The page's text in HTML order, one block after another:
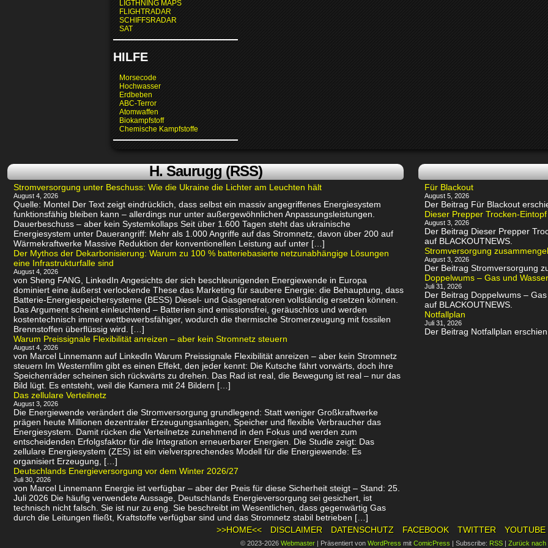
LIGTHNING MAPS
FLIGHTRADAR
SCHIFFSRADAR
SAT
HILFE
Morsecode
Hochwasser
Erdbeben
ABC-Terror
Atomwaffen
Biokampfstoff
Chemische Kampfstoffe
H. Saurugg (RSS)
Stromversorgung unter Beschuss: Wie die Ukraine die Lichter am Leuchten hält
August 4, 2026
Quelle: Montel Der Text zeigt eindrücklich, dass selbst ein massiv angegriffenes Energiesystem
funktionsfähig bleiben kann – allerdings nur unter außergewöhnlichen Anpassungsleistungen.
Dauerbeschuss – aber kein Systemkollaps Seit über 1.600 Tagen steht das ukrainische
Energiesystem unter Dauerangriff: Mehr als 1.000 Angriffe auf das Stromnetz, davon über 200 auf
Wärmekraftwerke Massive Reduktion der konventionellen Leistung auf unter […]
Der Mythos der Dekarbonisierung: Warum zu 100 % batteriebasierte netzunabhängige Lösungen
eine Infrastrukturfalle sind
August 4, 2026
von Sheng FANG, LinkedIn Angesichts der sich beschleunigenden Energiewende in Europa
dominiert eine äußerst verlockende These das Marketing für saubere Energie: die Behauptung, dass
Batterie-Energiespeichersysteme (BESS) Diesel- und Gasgeneratoren vollständig ersetzen können.
Das Argument scheint einleuchtend – Batterien sind emissionsfrei, geräuschlos und werden
kostentechnisch immer wettbewerbsfähiger, wodurch die thermische Stromerzeugung mit fossilen
Brennstoffen überflüssig wird. […]
Warum Preissignale Flexibilität anreizen – aber kein Stromnetz steuern
August 4, 2026
von Marcel Linnemann auf LinkedIn Warum Preissignale Flexibilität anreizen – aber kein Stromnetz
steuern Im Westernfilm gibt es einen Effekt, den jeder kennt: Die Kutsche fährt vorwärts, doch ihre
Speichenräder scheinen sich rückwärts zu drehen. Das Rad ist real, die Bewegung ist real – nur das
Bild lügt. Es entsteht, weil die Kamera mit 24 Bildern […]
Das zellulare Verteilnetz
August 3, 2026
Die Energiewende verändert die Stromversorgung grundlegend: Statt weniger Großkraftwerke
prägen heute Millionen dezentraler Erzeugungsanlagen, Speicher und flexible Verbraucher das
Energiesystem. Damit rücken die Verteilnetze zunehmend in den Fokus und werden zum
entscheidenden Erfolgsfaktor für die Integration erneuerbarer Energien. Die Studie zeigt: Das
zellulare Energiesystem (ZES) ist ein vielversprechendes Modell für die Energiewende: Es
organisiert Erzeugung, […]
Deutschlands Energieversorgung vor dem Winter 2026/27
Juli 30, 2026
von Marcel Linnemann Energie ist verfügbar – aber der Preis für diese Sicherheit steigt – Stand: 25.
Juli 2026 Die häufig verwendete Aussage, Deutschlands Energieversorgung sei gesichert, ist
technisch nicht falsch. Sie ist nur zu eng. Sie beschreibt im Wesentlichen, dass gegenwärtig Gas
durch die Leitungen fließt, Kraftstoffe verfügbar sind und das Stromnetz stabil betrieben […]
Für Blackout
August 5, 2026
Der Beitrag Für Blackout
Dieser Prepper Trocken-
August 3, 2026
Der Beitrag Dieser Prepper
auf BLACKOUTNEWS.
Stromversorgung
August 3, 2026
Der Beitrag Stromversorgung
Doppelwums – Gas und
Juli 31, 2026
Der Beitrag Doppelwums –
auf BLACKOUTNEWS.
Notfallplan
Juli 31, 2026
Der Beitrag Notfallplan
>>HOME<< DISCLAIMER DATENSCHUTZ FACEBOOK TWITTER YOUTUBE
© 2023-2026 Webmaster | Präsentiert von WordPress mit ComicPress | Subscribe: RSS | Zurück nach